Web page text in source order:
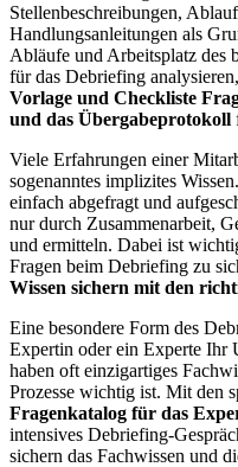
Stellenbeschreibungen,
Handlungsanleitungen als
Abläufe und Arbeitsplatz des
für das Debriefing
Vorlage und Checkliste
und das Übergabeprotokoll
Viele Erfahrungen einer
sogenanntes implizites
einfach abgefragt und
nur durch Zusammenarbeit,
und ermitteln. Dabei ist
Fragen beim Debriefing zu
Wissen sichern mit den
Eine besondere Form des
Expertin oder ein Experte Ihr
haben oft einzigartiges
Prozesse wichtig ist. Mit den
Fragenkatalog für das
intensives Debriefing-
sichern das Fachwissen und